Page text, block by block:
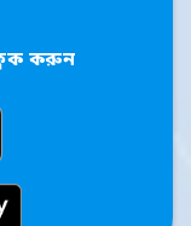
করুন